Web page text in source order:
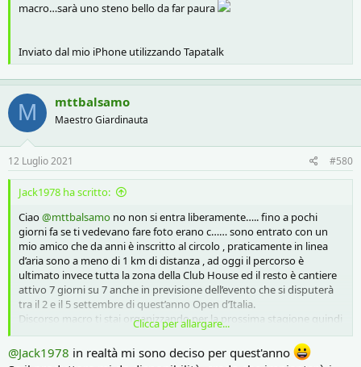
macro…sarà uno steno bello da far paura
Inviato dal mio iPhone utilizzando Tapatalk
M mttbalsamo
Maestro Giardinauta
12 Luglio 2021 #580
Jack1978 ha scritto:
Ciao@mttbalsamo no non si entra liberamente….. fino a pochi
giorni fa se ti vedevano fare foto erano c…… sono entrato con un
mio amico che da anni è inscritto al circolo , praticamente in linea
d’aria sono a meno di 1 km di distanza , ad oggi il percorso è
ultimato invece tutta la zona della Club House ed il resto è cantiere
attivo 7 giorni su 7 anche in previsione dell’evento che si disputerà
tra il 2 e il 5 settembre di quest’anno Open d’Italia.
Discorso macro ti stai organizzando per la prossima stagione quindi
hai deciso per lo steno ok
Clicca per allargare...
@Jack1978 in realtà mi sono deciso per quest'anno